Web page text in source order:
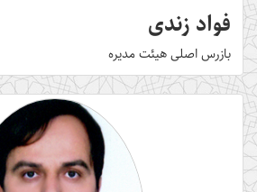
فواد زندی
بازرس اصلی هیئت مدیره